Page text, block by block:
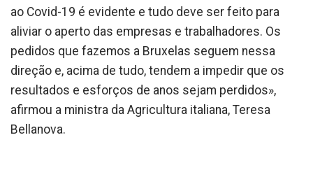
ao Covid-19 é evidente e tudo deve ser feito para
aliviar o aperto das empresas e trabalhadores. Os
pedidos que fazemos a Bruxelas seguem nessa
direção e, acima de tudo, tendem a impedir que os
resultados e esforços de anos sejam perdidos»,
afirmou a ministra da Agricultura italiana, Teresa
Bellanova.